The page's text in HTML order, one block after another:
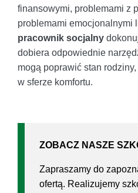
finansowymi, problemami z
problemami emocjonalnymi
pracownik socjalny
dobiera odpowiednie
mogą poprawić stan
w sferze komfortu.
ZOBACZ NASZE
Zapraszamy do
ofertą. Realizujemy